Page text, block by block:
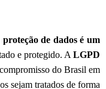
proteção de dados é um
e protegido. ALGPD
do Brasil em
sejam tratados de forma